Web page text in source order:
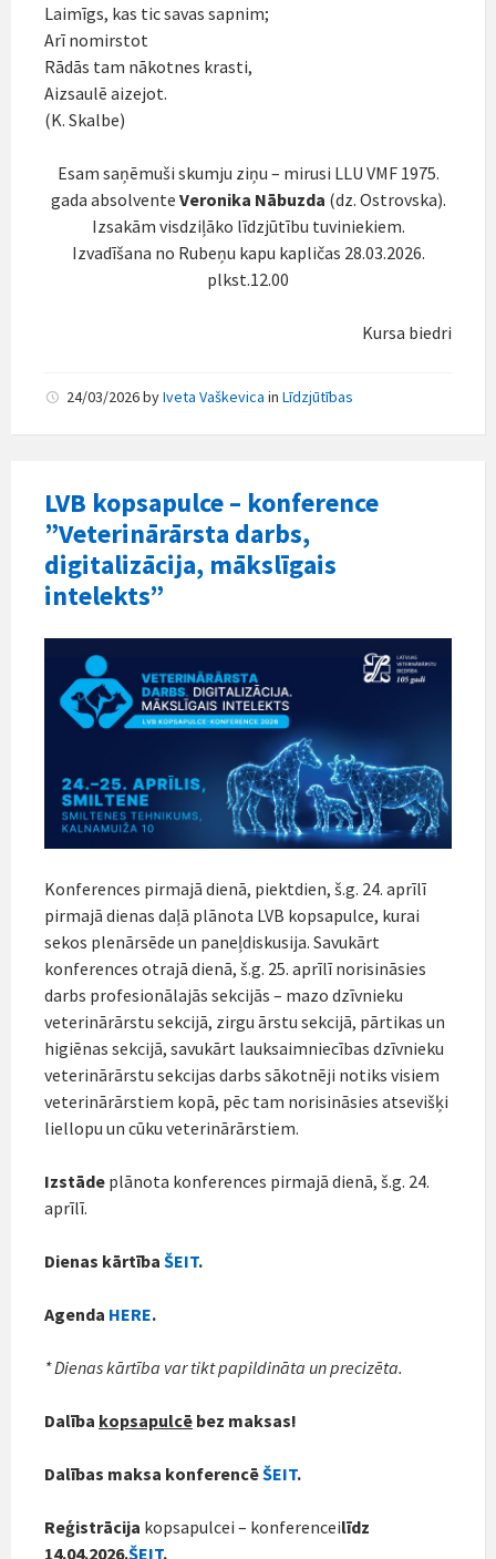
Laimīgs, kas tic savas sapnim;
Arī nomirstot
Rādās tam nākotnes krasti,
Aizsaulē aizejot.
(K. Skalbe)
Esam saņēmuši skumju ziņu – mirusi LLU VMF 1975.
gada absolvente Veronika Nābuzda (dz. Ostrovska).
Izsakām visdziļāko līdzjūtību tuviniekiem.
Izvadīšana no Rubeņu kapu kapličas 28.03.2026.
plkst.12.00
Kursa biedri
24/03/2026byIveta Vaškevica in Līdzjūtības
LVB kopsapulce – konference
”Veterinārārsta darbs,
digitalizācija, mākslīgais
intelekts”
Konferences pirmajā dienā, piektdien, š.g. 24. aprīlī
pirmajā dienas daļā plānota LVB kopsapulce, kurai
sekos plenārsēde un paneļdiskusija. Savukārt
konferences otrajā dienā, š.g. 25. aprīlī norisināsies
darbs profesionālajās sekcijās – mazo dzīvnieku
veterinārārstu sekcijā, zirgu ārstu sekcijā, pārtikas un
higiēnas sekcijā, savukārt lauksaimniecības dzīvnieku
veterinārārstu sekcijas darbs sākotnēji notiks visiem
veterinārārstiem kopā, pēc tam norisināsies atsevišķi
liellopu un cūku veterinārārstiem.
Izstāde plānota konferences pirmajā dienā, š.g. 24.
aprīlī.
Dienas kārtība ŠEIT.
Agenda HERE.
* Dienas kārtība var tikt papildināta un precizēta.
Dalība kopsapulcē bez maksas!
Dalības maksa konferencēŠEIT.
Reģistrācija kopsapulcei – konferenceilīdz
14.04.2026.ŠEIT.